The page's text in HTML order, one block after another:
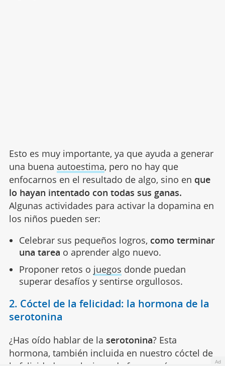
Esto es muy importante, ya que ayuda a generar
una buena autoestima, pero no hay que
enfocarnos en el resultado de algo, sino en que
lo hayan intentado con todas sus ganas.
Algunas actividades para activar la dopamina en
los niños pueden ser:
Celebrar sus pequeños logros, como terminar
una tarea o aprender algo nuevo.
Proponer retos o juegos donde puedan
superar desafíos y sentirse orgullosos.
2. Cóctel de la felicidad: la hormona de la
serotonina
¿Has oído hablar de la serotonina? Esta
hormona, también incluida en nuestro cóctel de
Ad